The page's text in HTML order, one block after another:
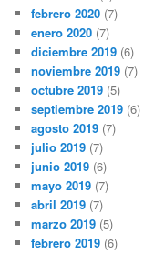
febrero 2020 (7)
enero 2020 (7)
diciembre 2019 (6)
noviembre 2019 (7)
octubre 2019 (5)
septiembre 2019 (6)
agosto 2019 (7)
julio 2019 (7)
junio 2019 (6)
mayo 2019 (7)
abril 2019 (7)
marzo 2019 (5)
febrero 2019 (6)